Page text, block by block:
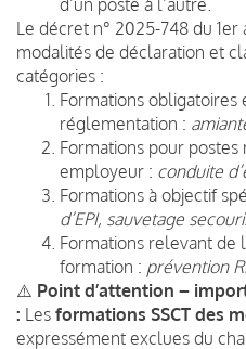
Le décret n° 2025-748 du
modalités de déclaration et
catégories :
Formations obligatoires
réglementation :
Formations pour postes
employeur : conduite
Formations à objectif
d’EPI, sauvetage
Formations relevant de
formation : prévention
⚠️ Point d’attention –
: Les formations SSCT des
expressément exclues du